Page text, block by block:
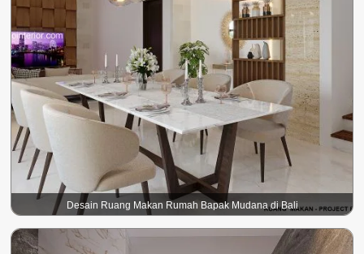
Desain Ruang Makan Rumah Bapak Mudana di Bali